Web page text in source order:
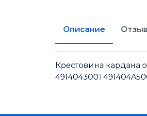
Описание
Крестовина кардана
4914043001